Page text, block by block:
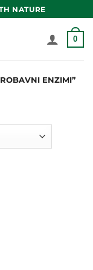
NATURE
0
ENZIMI”